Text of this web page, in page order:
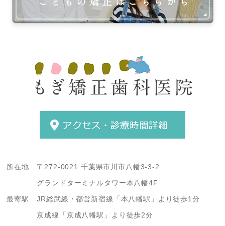
所在地
〒272-0021 千葉県市川市八幡3-3-2
グランドターミナルタワー本八幡4F
最寄駅
JR総武線・都営新宿線「本八幡駅」より徒歩1分
京成線「京成八幡駅」より徒歩2分